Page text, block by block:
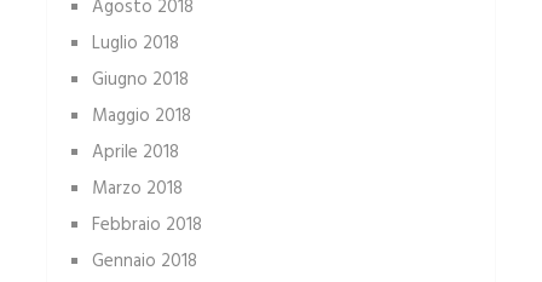
Agosto 2018
Luglio 2018
Giugno 2018
Maggio 2018
Aprile 2018
Marzo 2018
Febbraio 2018
Gennaio 2018